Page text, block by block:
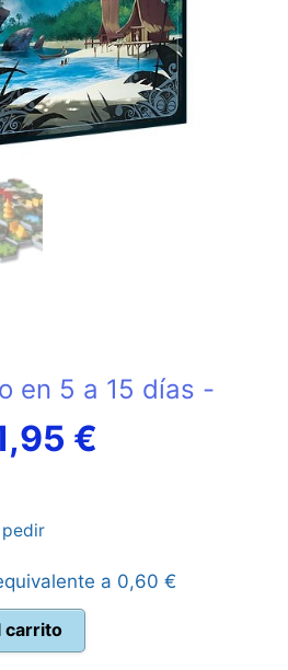
en 5 a 15 días -
€.
€
es:
pedir
a 0,60 €
carrito